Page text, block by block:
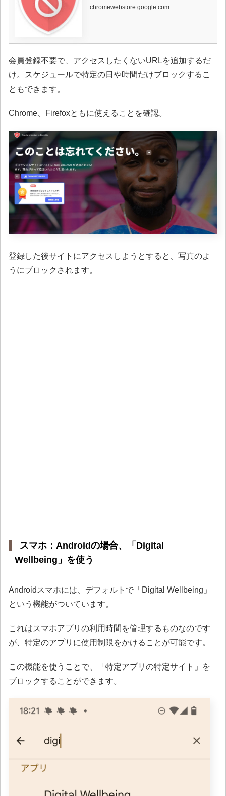
chromewebstore.google.com
会員登録不要で、アクセスしたくないURLを追加するだ
け。スケジュールで特定の日や時間だけブロックするこ
ともできます。
Chrome、Firefoxともに使えることを確認。
登録した後サイトにアクセスしようとすると、写真のよ
うにブロックされます。
スマホ：Androidの場合、「Digital
Wellbeing」を使う
Androidスマホには、デフォルトで「Digital Wellbeing」
という機能がついています。
これはスマホアプリの利用時間を管理するものなのです
が、特定のアプリに使用制限をかけることが可能です。
この機能を使うことで、「特定アプリの特定サイト」を
ブロックすることができます。